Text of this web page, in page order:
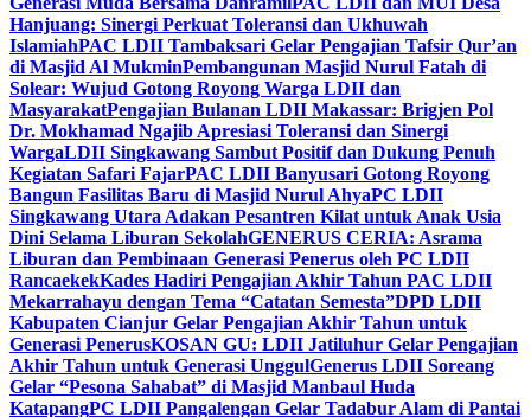
Hanjuang: Sinergi Perkuat Toleransi dan Ukhuwah
IslamiahPAC LDII Tambaksari Gelar Pengajian Tafsir Qur’an
di Masjid Al MukminPembangunan Masjid Nurul Fatah di
Solear: Wujud Gotong Royong Warga LDII dan
MasyarakatPengajian Bulanan LDII Makassar: Brigjen Pol
Dr. Mokhamad Ngajib Apresiasi Toleransi dan Sinergi
WargaLDII Singkawang Sambut Positif dan Dukung Penuh
Kegiatan Safari FajarPAC LDII Banyusari Gotong Royong
Bangun Fasilitas Baru di Masjid Nurul AhyaPC LDII
Singkawang Utara Adakan Pesantren Kilat untuk Anak Usia
Dini Selama Liburan SekolahGENERUS CERIA: Asrama
Liburan dan Pembinaan Generasi Penerus oleh PC LDII
RancaekekKades Hadiri Pengajian Akhir Tahun PAC LDII
Mekarrahayu dengan Tema “Catatan Semesta”DPD LDII
Kabupaten Cianjur Gelar Pengajian Akhir Tahun untuk
Generasi PenerusKOSAN GU: LDII Jatiluhur Gelar Pengajian
Akhir Tahun untuk Generasi UnggulGenerus LDII Soreang
Gelar “Pesona Sahabat” di Masjid Manbaul Huda
KatapangPC LDII Pangalengan Gelar Tadabur Alam di Pantai